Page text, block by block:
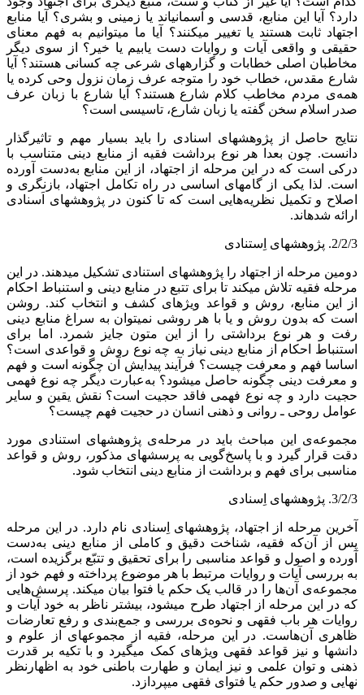
دارد؟ آیا این منابع، قدسی و آسمانی‏اند یا زمینی و بشری؟ آیا منابع
اجتهاد ثابت هستند یا تغییر می‏کنند؟ آیا ما می‏توانیم به فهم معنای
حقیقی و واقعی آیات و روایات دست یابیم یا خیر؟ از سوی دیگر
مخاطبان اصلی خطابات و گزاره‏های شرعی چه کسانی هستند؟ آیا
شارع مقدس، خطاب خود را متوجه عرف زمان نزول وحی کرده یا
همه‌ی مردم مخاطب کلام شارع هستند؟ آیا شارع با زبان عرف
صدر اسلام سخن گفته یا زبان شارع، تاسیسی است؟
نتایج حاصل از پژوهش‏های اسنادی را باید بسیار مهم و تاثیرگذار
دانست. چون بعدا هر نوع برداشت فقیه از منابع دینی متناسب با
درکی است که در این مرحله از اجتهاد، از این منابع به‌دست آورده
است. لذا یکی از گام‏های اساسی در راه تکامل اجتهاد، بازنگری و
اصلاح و تکمیل نظریه‌هایی است که تا کنون در پژوهش‏های اَسنادی
ارائه شده‏اند.
2/2/3. پژوهش‏های اِستنادی
دومین مرحله از اجتهاد را پژوهش‏های استنادی تشکیل می‏دهند. در این
مرحله فقیه تلاش می‏کند تا برای تتبع در منابع دینی و استنباط احکام
از این منابع، روش و قواعد ویژه‏ای کشف و انتخاب کند. روشن
است که بدون روش و یا با هر روشی نمی‏توان به سراغ منابع دینی
رفت و هر نوع برداشتی را از این متون جایز شمرد. اما برای
استنباط احکام از منابع دینی نیاز به چه نوع روش و قواعدی است؟
اساسا فهم و معرفت چیست؟ فرآیند پیدایش آن چگونه است و فهم
و معرفت دینی چگونه حاصل می‏شود؟ به‌عبارت دیگر چه نوع فهمی
حجیت دارد و چه نوع فهمی فاقد حجیت است؟ نقش یقین و سایر
عوامل روحی ـ روانی و ذهنی انسان در حجیت فهم چیست؟
مجموعه‌ی این مباحث باید در مرحله‌ی پژوهش‏های استنادی مورد
دقت قرار گیرد و با پاسخ‌گویی به پرسش‏های مذکور، روش و قواعد
مناسبی برای فهم و برداشت از منابع دینی انتخاب شود.
3/2/3. پژوهش‏های اِسنادی
آخرین مرحله از اجتهاد، پژوهش‏های اِسنادی نام دارد. در این مرحله
پس از آن‌که فقیه، شناخت دقیق و کاملی از منابع دینی به‌دست
آورده و اصول و قواعد مناسبی را برای تحقیق و تتبّع برگزیده است،
به بررسی آیات و روایات مرتبط با هر موضوع پرداخته و فهم خود از
مجموعه‌ی آن‌ها را در قالب یک حکم یا فتوا بیان می‏کند. پرسش‌هایی
که در این مرحله از اجتهاد طرح می‏شود، بیشتر ناظر به خود آیات و
روایات هر باب فقهی و نحوه‌ی بررسی و جمع‌بندی و رفع تعارضات
ظاهری آن‌هاست. در این مرحله، فقیه از مجموعه‏ای از علوم و
دانش‏ها و نیز قواعد فقهی ویژه‏ای کمک می‏گیرد و با تکیه بر قدرت
ذهنی و توان علمی و نیز ایمان و طهارت باطنی خود به اظهارنظر
نهایی و صدور حکم یا فتوای فقهی می‏پردازد.